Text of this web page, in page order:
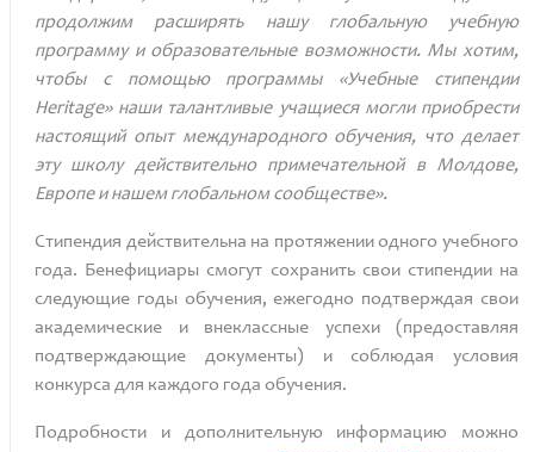
продолжим расширять нашу глобальную учебную
программу и образовательные возможности. Мы хотим,
чтобы с помощью программы «Учебные стипендии
Heritage» наши талантливые учащиеся могли приобрести
настоящий опыт международного обучения, что делает
эту школу действительно примечательной в Молдове,
Европе и нашем глобальном сообществе».
Стипендия действительна на протяжении одного учебного
года. Бенефициары смогут сохранить свои стипендии на
следующие годы обучения, ежегодно подтверждая свои
академические и внеклассные успехи (предоставляя
подтверждающие документы) и соблюдая условия
конкурса для каждого года обучения.
Подробности и дополнительную информацию можно